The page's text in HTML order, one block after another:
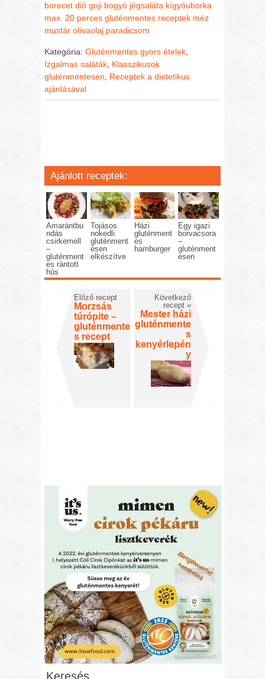
borecet dió goji bogyó jégsaláta kígyóuborka
max. 20 perces gluténmentes receptek méz
mustár olívaolaj paradicsom
Kategória:Gluténmentes gyors ételek,
Izgalmas saláták, Klasszikusok
gluténmentesen, Receptek a dietetikus
ajánlásával
Ajánlott receptek:
Amarántbu
ndás
csirkemell
–
gluténment
es rántott
hús
Tojásos
nokedli
gluténment
esen
elkészítve
Házi
gluténment
es
hamburger
Egy igazi
borvacsora
–
gluténment
esen
Előző recept
Morzsás
túrópite –
gluténmente
s recept
Következő
recept »
Mester házi
gluténmente
s
kenyérlepén
y
Keresés